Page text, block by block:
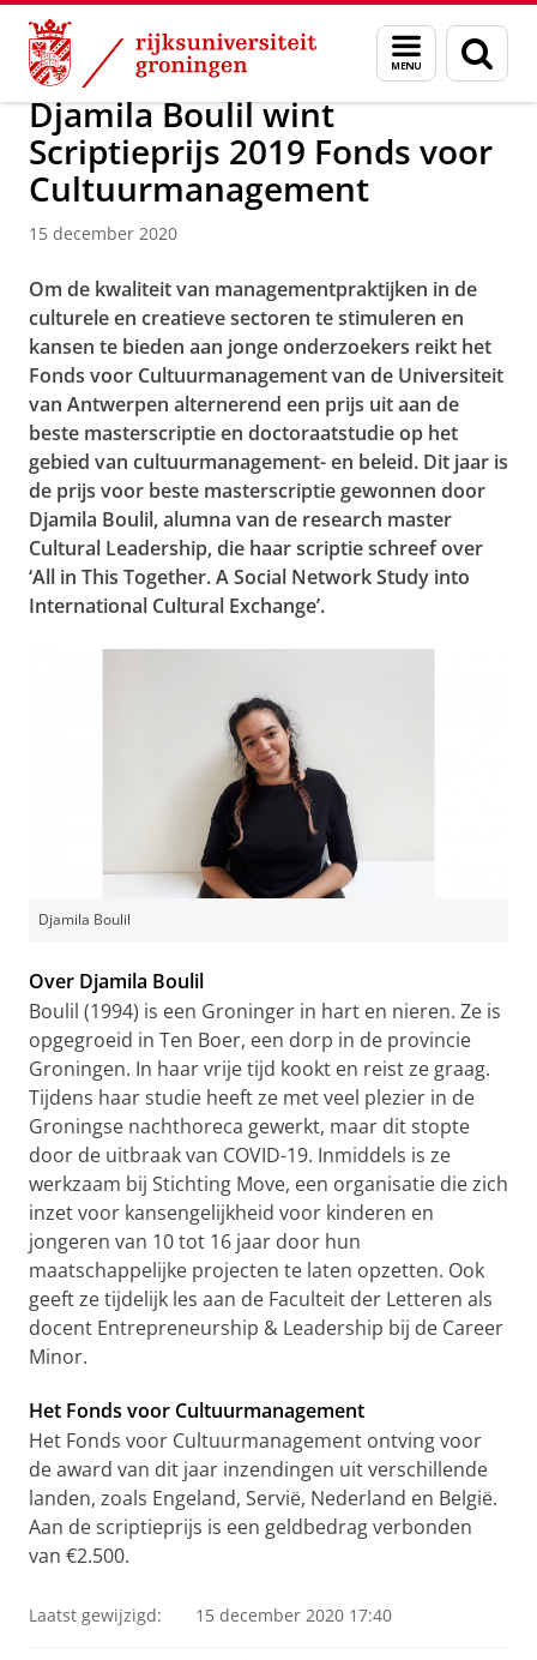
Skip
Content
Skip
Navigation
Menu
en
zoeken
Over ons Actueel
Djamila Boulil wint
Scriptieprijs 2019 Fonds voor
Cultuurmanagement
15 december 2020
Om de kwaliteit van managementpraktijken in de
culturele en creatieve sectoren te stimuleren en
kansen te bieden aan jonge onderzoekers reikt het
Fonds voor Cultuurmanagement van de Universiteit
van Antwerpen alternerend een prijs uit aan de
beste masterscriptie en doctoraatstudie op het
gebied van cultuurmanagement- en beleid. Dit jaar is
de prijs voor beste masterscriptie gewonnen door
Djamila Boulil, alumna van de research master
Cultural Leadership, die haar scriptie schreef over
‘All in This Together. A Social Network Study into
International Cultural Exchange’.
Djamila Boulil
Over Djamila Boulil
Boulil (1994) is een Groninger in hart en nieren. Ze is
opgegroeid in Ten Boer, een dorp in de provincie
Groningen. In haar vrije tijd kookt en reist ze graag.
Tijdens haar studie heeft ze met veel plezier in de
Groningse nachthoreca gewerkt, maar dit stopte
door de uitbraak van COVID-19. Inmiddels is ze
werkzaam bij Stichting Move, een organisatie die zich
inzet voor kansengelijkheid voor kinderen en
jongeren van 10 tot 16 jaar door hun
maatschappelijke projecten te laten opzetten. Ook
geeft ze tijdelijk les aan de Faculteit der Letteren als
docent Entrepreneurship & Leadership bij de Career
Minor.
Het Fonds voor Cultuurmanagement
Het Fonds voor Cultuurmanagement ontving voor
de award van dit jaar inzendingen uit verschillende
landen, zoals Engeland, Servië, Nederland en België.
Aan de scriptieprijs is een geldbedrag verbonden
van €2.500.
Laatst gewijzigd: 15 december 2020 17:40